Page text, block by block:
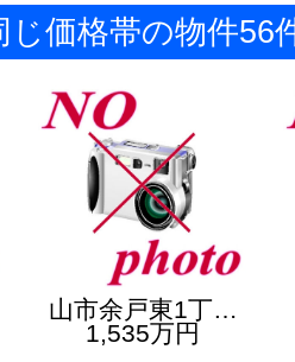
じ価格帯の物件56
山市余戸東1丁…
1,535万円